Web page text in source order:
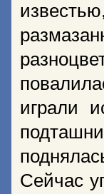
играли
Сейчас